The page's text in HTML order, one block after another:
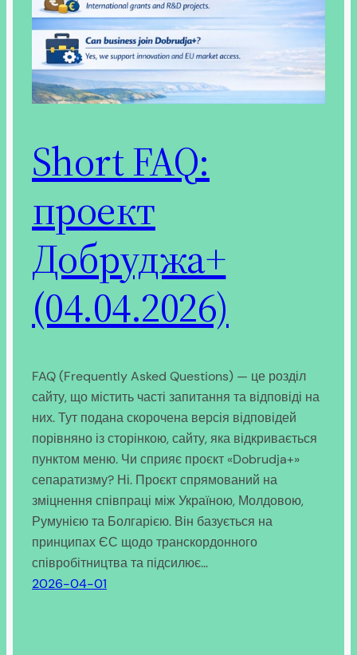
Short FAQ:
проект
Добруджа+
(04.04.2026)
FAQ (Frequently Asked Questions) — це розділ
сайту, що містить часті запитання та відповіді на
них. Тут подана скорочена версія відповідей
порівняно із сторінкою, сайту, яка відкривається
пунктом меню. Чи сприяє проєкт «Dobrudja+»
сепаратизму? Ні. Проєкт спрямований на
зміцнення співпраці між Україною, Молдовою,
Румунією та Болгарією. Він базується на
принципах ЄС щодо транскордонного
співробітництва та підсилює…
2026-04-01